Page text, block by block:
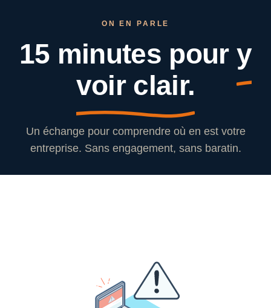
ON EN PARLE
15 minutes pour y
voir clair.
Un échange pour comprendre où en est votre
entreprise. Sans engagement, sans baratin.